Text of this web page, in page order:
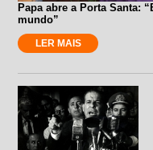
Papa abre a Porta Santa:
mundo”
LER MAIS